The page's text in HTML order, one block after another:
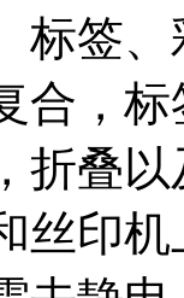
标签
合，
折叠
丝印